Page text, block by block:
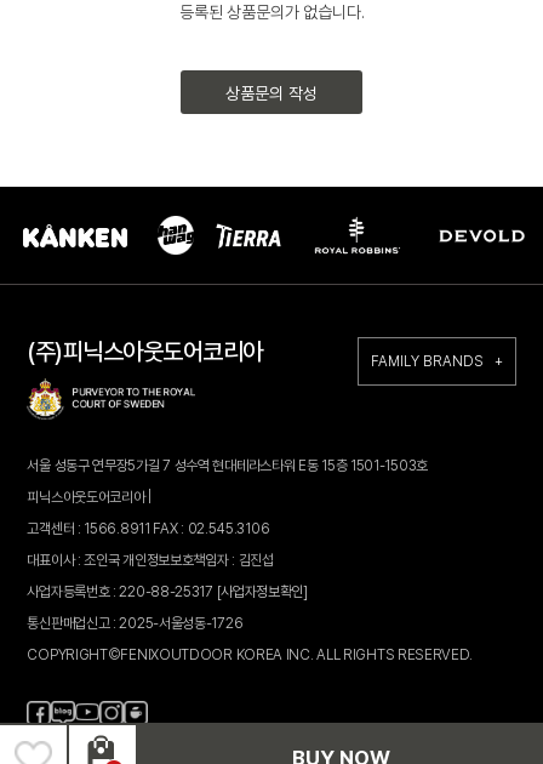
BUY NOW
등록된 상품문의가 없습니다.
상품문의 작성
(주)피닉스아웃도어코리아 FAMILY BRANDS +
서울 성동구 연무장5가길 7 성수역 현대테라스타워 E동 15층 1501-1503호
피닉스아웃도어코리아 |
고객센터 : 1566.8911 FAX : 02.545.3106
대표이사 : 조인국 개인정보보호책임자 : 김진섭
사업자등록번호 : 220-88-25317 [사업자정보확인]
통신판매업신고 : 2025-서울성동-1726
COPYRIGHT©FENIXOUTDOOR KOREA INC. ALL RIGHTS RESERVED.
페
이
스
블
로
그
유
튜
브
인
스
카
페